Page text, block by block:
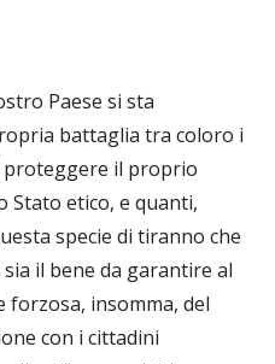
Paese si sta
battaglia tra coloro i
proteggere il proprio
Stato etico, e quanti,
specie di tiranno che
il bene da garantire al
forzosa, insomma, del
con i cittadini